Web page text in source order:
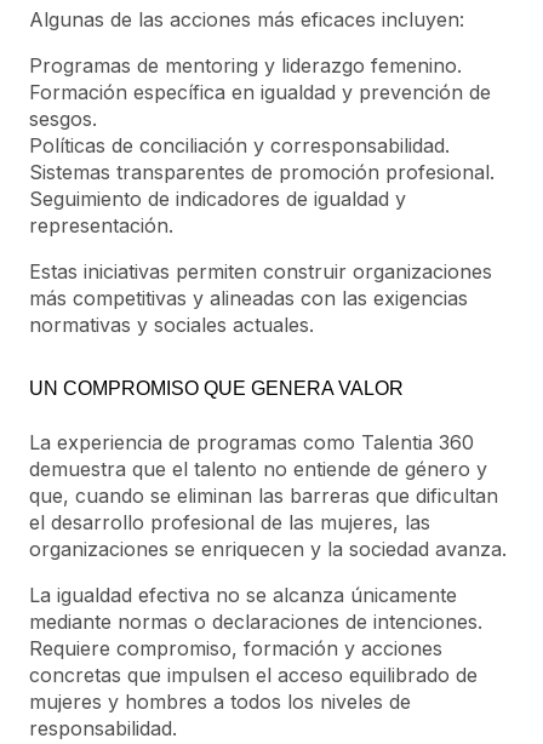
Algunas de las acciones más eficaces incluyen:
Programas de mentoring y liderazgo femenino.
Formación específica en igualdad y prevención de
sesgos.
Políticas de conciliación y corresponsabilidad.
Sistemas transparentes de promoción profesional.
Seguimiento de indicadores de igualdad y
representación.
Estas iniciativas permiten construir organizaciones
más competitivas y alineadas con las exigencias
normativas y sociales actuales.
UN COMPROMISO QUE GENERA VALOR
La experiencia de programas como Talentia 360
demuestra que el talento no entiende de género y
que, cuando se eliminan las barreras que dificultan
el desarrollo profesional de las mujeres, las
organizaciones se enriquecen y la sociedad avanza.
La igualdad efectiva no se alcanza únicamente
mediante normas o declaraciones de intenciones.
Requiere compromiso, formación y acciones
concretas que impulsen el acceso equilibrado de
mujeres y hombres a todos los niveles de
responsabilidad.